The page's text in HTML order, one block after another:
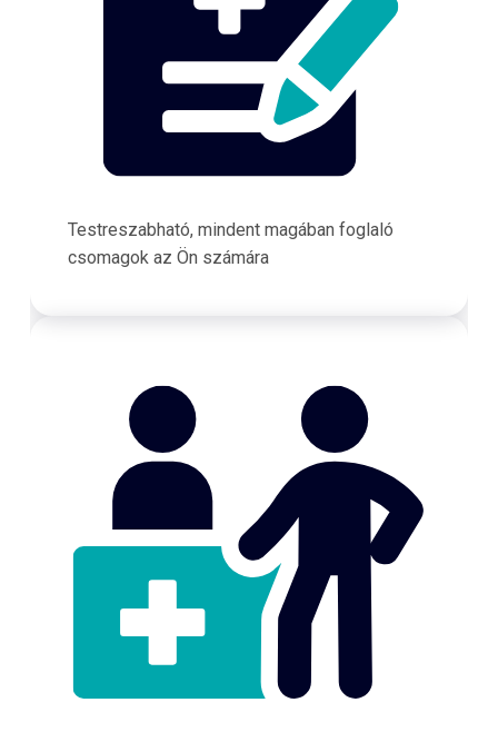
Testreszabható, mindent magában foglaló
csomagok az Ön számára